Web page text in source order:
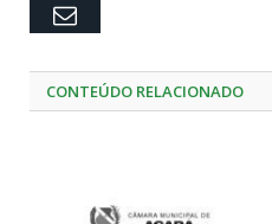
Email
CONTEÚDO RELACIONADO